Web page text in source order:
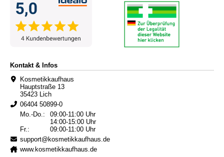
Kontakt & Infos
Kosmetikkaufhaus
Hauptstraße 13
35423 Lich
06404 50899-0
Mo.-Do.:
09:00-11:00 Uhr
14:00-15:00 Uhr
Fr.:
09:00-11:00 Uhr
support@kosmetikkaufhaus.de
www.kosmetikkaufhaus.de